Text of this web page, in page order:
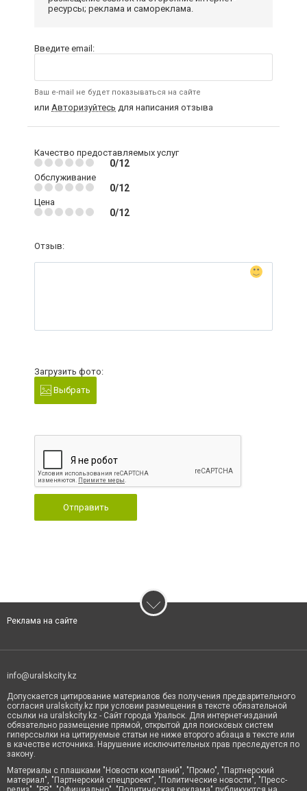
ресурсы; реклама и самореклама.
Введите email:
Ваш e-mail не будет показываться на сайте
или Авторизуйтесь для написания отзыва
Качество предоставляемых услуг
0/12
Обслуживание
0/12
Цена
0/12
Отзыв:
Загрузить фото:
Выбрать
Отправить
Реклама на сайте
info@uralskcity.kz
Допускается цитирование материалов без получения предварительного
согласия uralskcity.kz при условии размещения в тексте обязательной
ссылки на uralskcity.kz - Сайт города Уральск. Для интернет-изданий
обязательно размещение прямой, открытой для поисковых систем
гиперссылки на цитируемые статьи не ниже второго абзаца в тексте или
в качестве источника. Нарушение исключительных прав преследуется по
закону.
Материалы с плашками "Новости компаний", "Промо", "Партнерский
материал", "Партнерский спецпроект", "Политические новости", "Пресс-